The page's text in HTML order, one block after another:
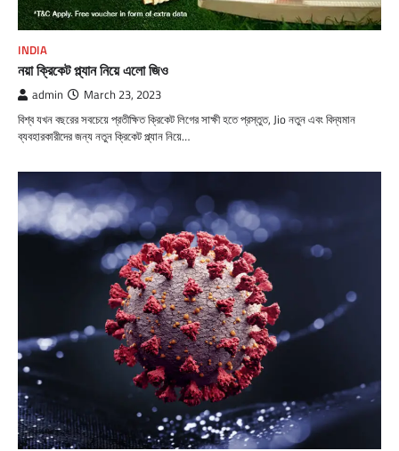
INDIA
নয়া ক্রিকেট প্ল্যান নিয়ে এলো জিও
admin March 23, 2023
বিশ্ব যখন বছরের সবচেয়ে প্রতীক্ষিত ক্রিকেট লিগের সাক্ষী হতে প্রস্তুত, Jio নতুন এবং বিদ্যমান
ব্যবহারকারীদের জন্য নতুন ক্রিকেট প্ল্যান নিয়ে…